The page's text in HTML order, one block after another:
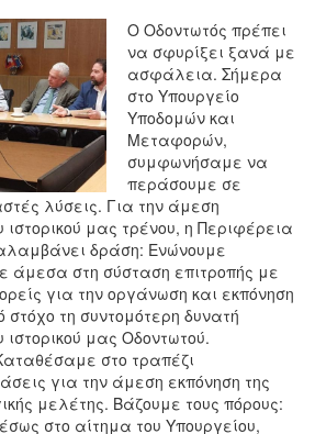
Ο Οδοντωτός πρέπει
να σφυρίξει ξανά με
ασφάλεια. Σήμερα
στο Υπουργείο
Υποδομών και
Μεταφορών,
συμφωνήσαμε να
περάσουμε σε
λύσεις. Για την άμεση
μας τρένου, η Περιφέρεια
δράση: Ενώνουμε
άμεσα στη σύσταση επιτροπής με
για την οργάνωση και εκπόνηση
τη συντομότερη δυνατή
μας Οδοντωτού.
στο τραπέζι
για την άμεση εκπόνηση της
μελέτης. Βάζουμε τους πόρους:
στο αίτημα του Υπουργείου,